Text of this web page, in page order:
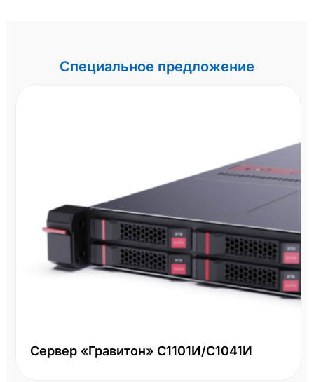
Специальное предложение
Сервер «Гравитон» С1101И/С1041И